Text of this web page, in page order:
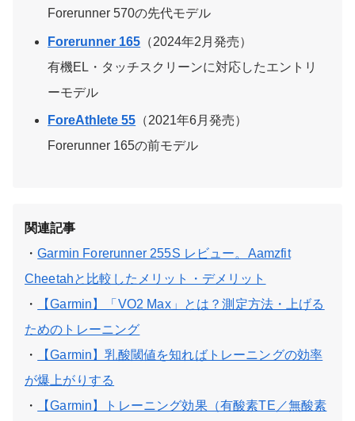
Forerunner 570の先代モデル
Forerunner 165 （2024年2月発売）
有機EL・タッチスクリーンに対応したエントリ
ーモデル
ForeAthlete 55 （2021年6月発売）
Forerunner 165の前モデル
関連記事
・Garmin Forerunner 255S レビュー。Aamzfit
Cheetahと比較したメリット・デメリット
・
【Garmin】「VO2 Max」とは？測定方法・上げる
ためのトレーニング
・
【Garmin】乳酸閾値を知ればトレーニングの効率
が爆上がりする
・
【Garmin】トレーニング効果（有酸素TE／無酸素